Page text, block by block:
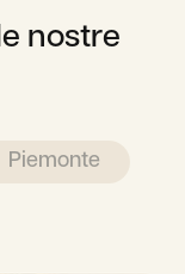
nostre
Piemonte